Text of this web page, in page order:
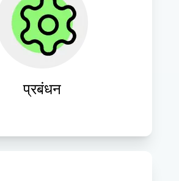
प्रबंधन
और प्रदर्शन अनुकूलन सुनिश्चित
व्यापक क्लाउड प्रबंधन सेवाएँ
प्रदान करना।